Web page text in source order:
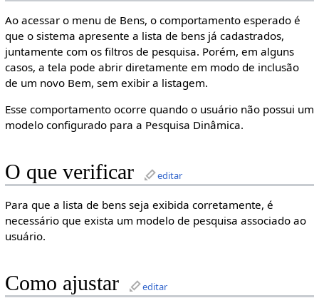
Ao acessar o menu de Bens, o comportamento esperado é
que o sistema apresente a lista de bens já cadastrados,
juntamente com os filtros de pesquisa. Porém, em alguns
casos, a tela pode abrir diretamente em modo de inclusão
de um novo Bem, sem exibir a listagem.
Esse comportamento ocorre quando o usuário não possui um
modelo configurado para a Pesquisa Dinâmica.
O que verificar editar
Para que a lista de bens seja exibida corretamente, é
necessário que exista um modelo de pesquisa associado ao
usuário.
Como ajustar editar